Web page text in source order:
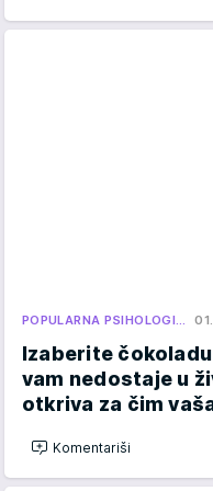
POPULARNA PSIHOLOGI…
Izaberite
vam nedostaje u
otkriva za čim
Komentariši